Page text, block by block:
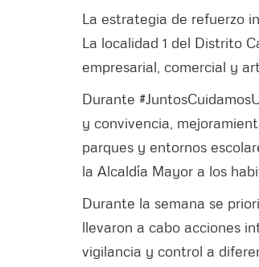
La estrategia de refuerzo
La localidad 1 del Distrito
empresarial, comercial y
Durante
y convivencia,
parques y entornos
la Alcaldía Mayor a los
Durante la semana se
llevaron a cabo acciones
vigilancia y control a